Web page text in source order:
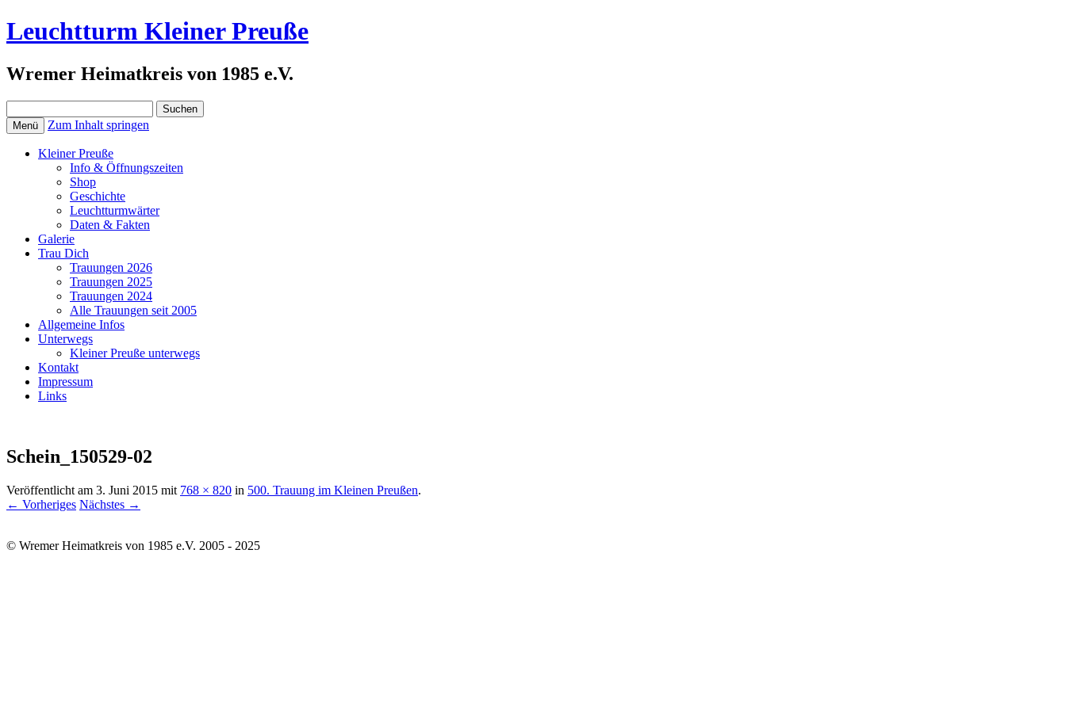
Leuchtturm Kleiner Preuße
Wremer Heimatkreis von 1985 e.V.
nach:
Menü Zum Inhalt springen
Kleiner Preuße
Info & Öffnungszeiten
Shop
Geschichte
Leuchtturmwärter
Daten & Fakten
Galerie
Trau Dich
Trauungen 2026
Trauungen 2025
Trauungen 2024
Alle Trauungen seit 2005
Allgemeine Infos
Unterwegs
Kleiner Preuße unterwegs
Kontakt
Impressum
Links
Schein_150529-02
Veröffentlicht am 3. Juni 2015 mit 768 × 820 in 500. Trauung im Kleinen Preußen.
← Vorheriges Nächstes →
© Wremer Heimatkreis von 1985 e.V. 2005 - 2025